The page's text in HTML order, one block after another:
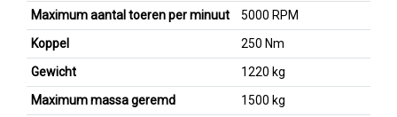
Maximum aantal toeren per minuut
5000 RPM
Koppel
250 Nm
Gewicht
1220 kg
Maximum massa geremd
1500 kg